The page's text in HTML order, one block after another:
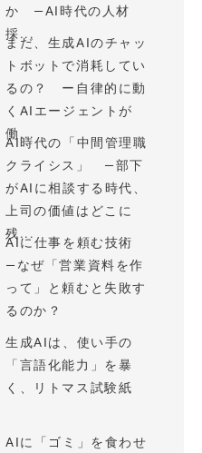
か —AI時代の人材
採...
まだ、生成AIのチャッ
トボットで消耗してい
るの？ ー自律的に動
くAIエージェントが
働...
AI時代の「中間管理職
クライシス」 —部下
がAIに相談する時代、
上司の価値はどこに
残...
AIに仕事を頼む技術
—なぜ「営業資料を作
って」と頼むと失敗す
るのか？
生成AIは、使い手の
「言語化能力」を暴
く、リトマス試験紙
AIに「ゴミ」を食わせ